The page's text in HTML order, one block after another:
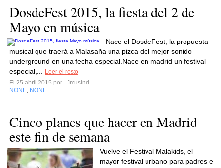
DosdeFest 2015, la fiesta del 2 de
Mayo en música
Nace el DosdeFest, la propuesta
musical que traerá a Malasaña una pizca del mejor sonido
underground en una fecha especial.Nace en madrid un festival
especial,...
Leer el resto
El 25 abril 2015 por
Jmusind
NONE NONE
Cinco planes que hacer en Madrid
este fin de semana
Vuelve el Festival Malakids, el
mayor festival urbano para padres e